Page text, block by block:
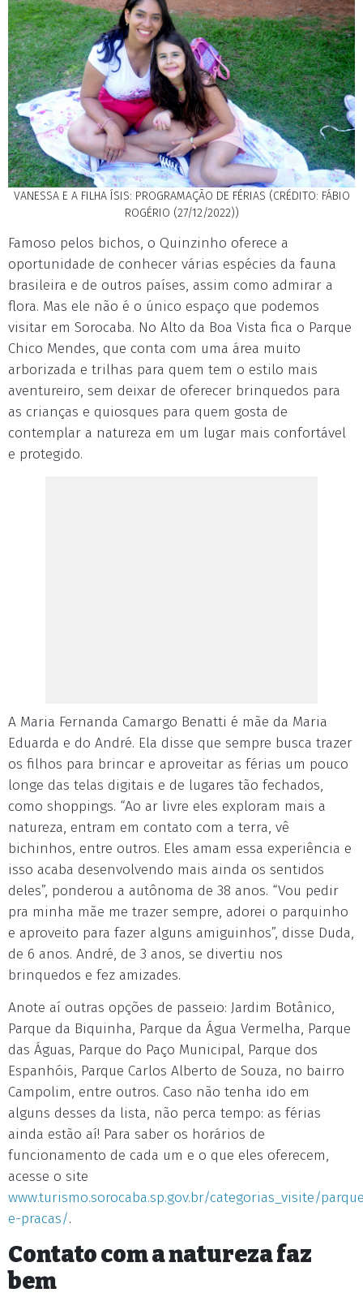
VANESSA E A FILHA ÍSIS: PROGRAMAÇÃO DE FÉRIAS (CRÉDITO: FÁBIO
ROGÉRIO (27/12/2022))
Famoso pelos bichos, o Quinzinho oferece a
oportunidade de conhecer várias espécies da fauna
brasileira e de outros países, assim como admirar a
flora. Mas ele não é o único espaço que podemos
visitar em Sorocaba. No Alto da Boa Vista fica o Parque
Chico Mendes, que conta com uma área muito
arborizada e trilhas para quem tem o estilo mais
aventureiro, sem deixar de oferecer brinquedos para
as crianças e quiosques para quem gosta de
contemplar a natureza em um lugar mais confortável
e protegido.
A Maria Fernanda Camargo Benatti é mãe da Maria
Eduarda e do André. Ela disse que sempre busca trazer
os filhos para brincar e aproveitar as férias um pouco
longe das telas digitais e de lugares tão fechados,
como shoppings. “Ao ar livre eles exploram mais a
natureza, entram em contato com a terra, vê
bichinhos, entre outros. Eles amam essa experiência e
isso acaba desenvolvendo mais ainda os sentidos
deles”, ponderou a autônoma de 38 anos. “Vou pedir
pra minha mãe me trazer sempre, adorei o parquinho
e aproveito para fazer alguns amiguinhos”, disse Duda,
de 6 anos. André, de 3 anos, se divertiu nos
brinquedos e fez amizades.
Anote aí outras opções de passeio: Jardim Botânico,
Parque da Biquinha, Parque da Água Vermelha, Parque
das Águas, Parque do Paço Municipal, Parque dos
Espanhóis, Parque Carlos Alberto de Souza, no bairro
Campolim, entre outros. Caso não tenha ido em
alguns desses da lista, não perca tempo: as férias
ainda estão aí! Para saber os horários de
funcionamento de cada um e o que eles oferecem,
acesse o site
www.turismo.sorocaba.sp.gov.br/categorias_visite/
e-pracas/.
Contato com a natureza faz
bem